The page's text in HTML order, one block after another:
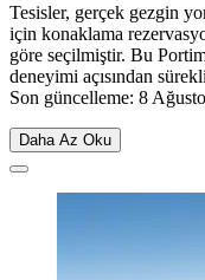
Tesisler, gerçek gezgin
için konaklama
göre seçilmiştir. Bu
deneyimi açısından
Son güncelleme: 8
Daha Az Oku